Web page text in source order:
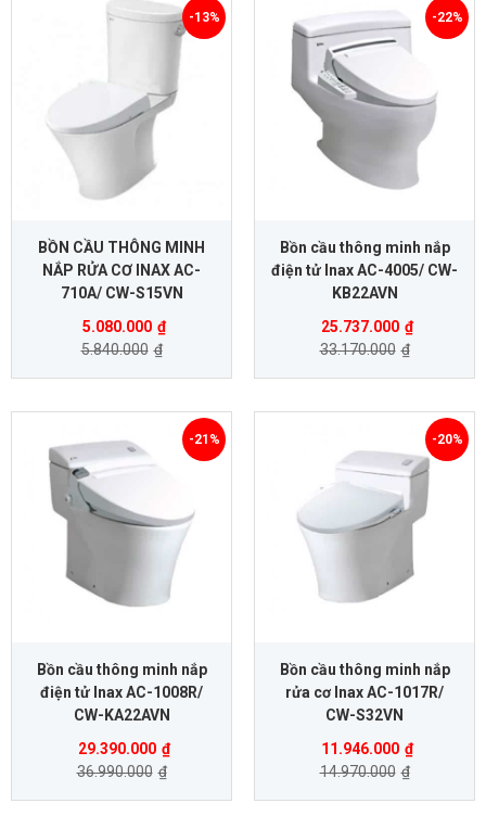
BỒN CẦU THÔNG MINH
NẮP RỬA CƠ INAX AC-
710A/ CW-S15VN
5.080.000 ₫
5.840.000 ₫
-13%
Bồn cầu thông minh nắp
điện tử Inax AC-4005/ CW-
KB22AVN
25.737.000 ₫
33.170.000 ₫
-22%
Bồn cầu thông minh nắp
điện tử Inax AC-1008R/
CW-KA22AVN
29.390.000 ₫
36.990.000 ₫
-21%
Bồn cầu thông minh nắp
rửa cơ Inax AC-1017R/
CW-S32VN
11.946.000 ₫
14.970.000 ₫
-20%